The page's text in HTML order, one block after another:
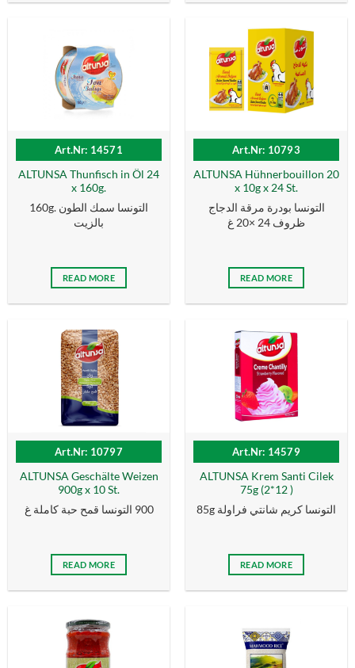
Art.Nr: 14571
ALTUNSA Thunfisch in Öl 24
x 160g.
160g. التونسا سمك الطون
بالزیت
READ MORE
Art.Nr: 10793
ALTUNSA Hühnerbouillon 20
x 10g x 24 St.
التونسا بودرة مرقة الدجاج
ظروف 24 ×20 غ
READ MORE
Art.Nr: 10797
ALTUNSA Geschälte Weizen
900g x 10 St.
900 التونسا قمح حبة كاملة غ
READ MORE
Art.Nr: 14579
ALTUNSA Krem Santi Cilek
75g (2*12 )
85g التونسا كریم شانتي فراولة
READ MORE